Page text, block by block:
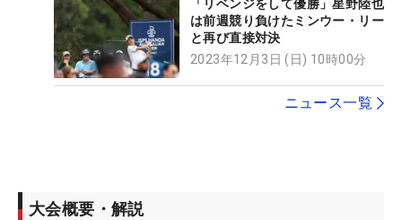
「リベンジをして優勝」星野陸也
は前週競り負けたミンウー・リー
と再び直接対決
2023年12月3日 (日) 10時00分
ニュース一覧
大会概要・解説